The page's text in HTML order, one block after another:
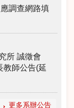
調查網路填
所 誠徵會
教師公告(延
更多系辦公告